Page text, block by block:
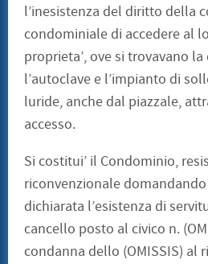
l’inesistenza del diritto della
condominiale di accedere al
proprieta’, ove si trovavano
l’autoclave e l’impianto di
luride, anche dal piazzale,
accesso.
Si costitui’ il Condominio,
riconvenzionale
dichiarata l’esistenza di
cancello posto al civico n.
condanna dello (OMISSIS) al